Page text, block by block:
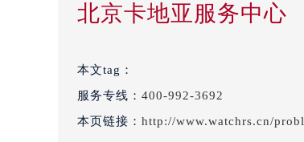
北京卡地亚服务中心
本文tag：
服务专线： 400-992-3692
本页链接： http://www.watchrs.cn/